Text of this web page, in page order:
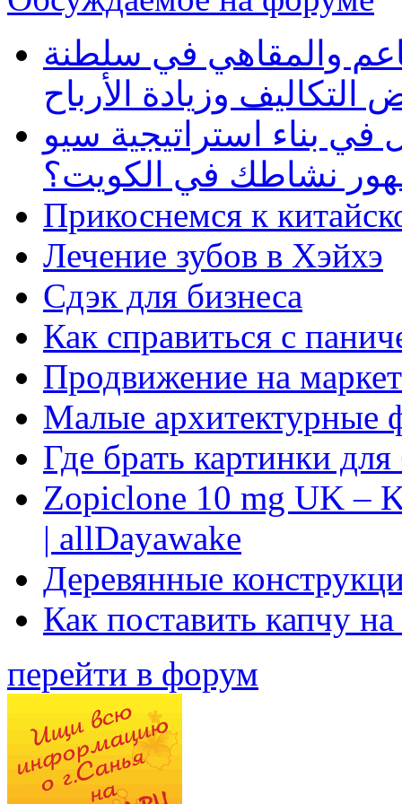
والمقاهي في سلطنة
وزيادة الأرباح
بناء استراتيجية سيو
نشاطك في الكويت؟
Прикоснемся к
Лечение зубов в Хэйхэ
Сдэк для бизнеса
Как справиться с
Продвижение на
Малые архитектурные
Где брать картинки
Zopiclone 10 mg UK –
| allDayawake
Деревянные
Как поставить капчу
перейти в форум